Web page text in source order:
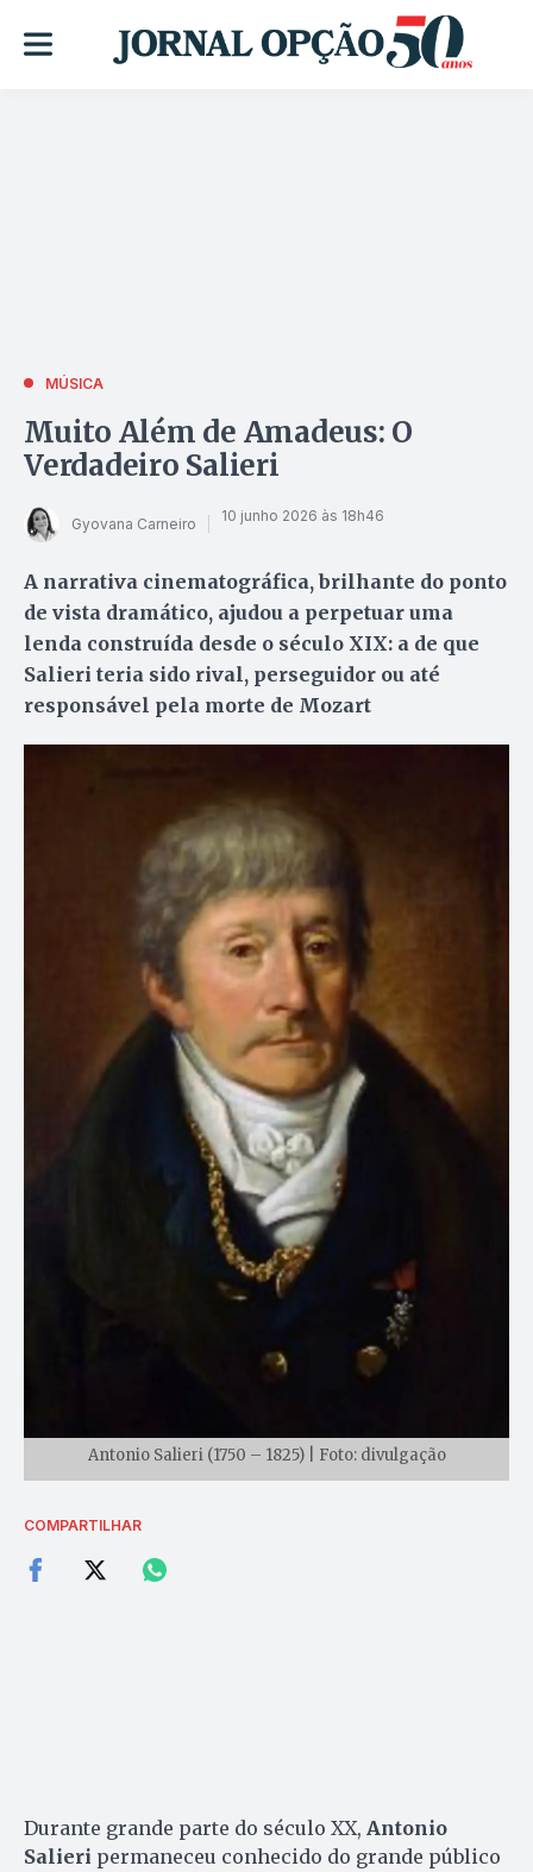
MÚSICA
Muito Além de Amadeus: O
Verdadeiro Salieri
Gyovana Carneiro 10 junho 2026 às 18h46
A narrativa cinematográfica, brilhante do ponto
de vista dramático, ajudou a perpetuar uma
lenda construída desde o século XIX: a de que
Salieri teria sido rival, perseguidor ou até
responsável pela morte de Mozart
Antonio Salieri (1750 – 1825) | Foto: divulgação
COMPARTILHAR
Durante grande parte do século XX, Antonio
Salieri permaneceu conhecido do grande público